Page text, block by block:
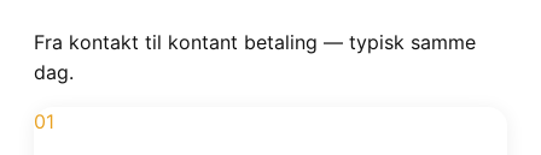
Fra kontakt til kontant betaling — typisk samme
dag.
01